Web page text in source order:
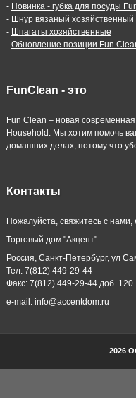
- Новинка - губка для посуды
- Шнур вязаный
- Шпагаты хозяйственные
- Обновление позиции Fun
FunClean - это
Fun Clean – новая
Household. Мы хотим помочь
домашних делах, потому что
Контакты
Пожалуйста, свяжитесь с
Торговый дом "Акцент"
Россия, Санкт-Петербург, ул
Тел: 7(812) 449-29-44
Факс: 7(812) 449-29-44 доб. 120
e-mail: info@accentdom.ru
2026